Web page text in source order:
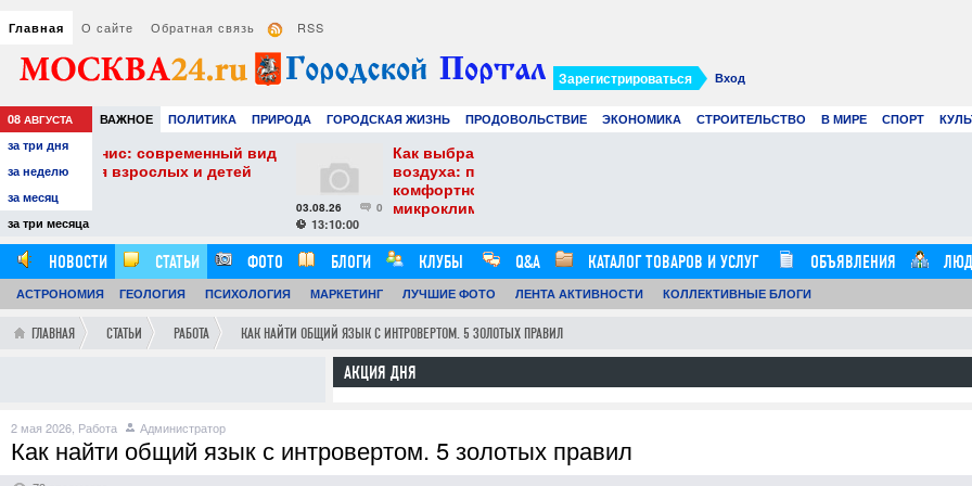
Главная О сайте Обратная связь RSS
Вход
Зарегистрироваться
08 АВГУСТА ВАЖНОЕ ПОЛИТИКА ПРИРОДА ГОРОДСКАЯ ЖИЗНЬ ПРОДОВОЛЬСТВИЕ ЭКОНОМИКА СТРОИТЕЛЬСТВО В МИРЕ СПОРТ
РАЗВЛЕЧЕНИЯ И ОТДЫХ
за три дня
за неделю
за месяц
за три месяца
вид
и детей
Как выбрать увлажнитель
воздуха: практические советы для
комфортного и здорового
микроклимата
НОВОСТИ СТАТЬИ ФОТО БЛОГИ КЛУБЫ Q&A КАТАЛОГ ТОВАРОВ И УСЛУГ ОБЪЯВЛЕНИЯ
АСТРОНОМИЯ ГЕОЛОГИЯ ПСИХОЛОГИЯ МАРКЕТИНГ ЛУЧШИЕ ФОТО ЛЕНТА АКТИВНОСТИ КОЛЛЕКТИВНЫЕ БЛОГИ
ГЛАВНАЯ СТАТЬИ РАБОТА КАК НАЙТИ ОБЩИЙ ЯЗЫК С ИНТРОВЕРТОМ. 5 ЗОЛОТЫХ ПРАВИЛ
АКЦИЯ ДНЯ
2 мая 2026, Работа Администратор
Как найти общий язык с интровертом. 5 золотых правил